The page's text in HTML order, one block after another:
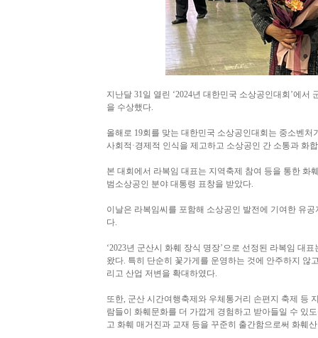
지난달 31일 열린 ‘2024년 대한민국 소상공인대회’에
을 수상했다.
올해로 19회를 맞는 대한민국 소상공인대회는 중소벤
사회적·경제적 인식을 제고하고 소상공인 간 소통과 화
본 대회에서 라복임 대표는 지역축제 참여 등을 통한 화
범소상공인 분야 대통령 표창을 받았다.
이날은 라복임씨를 포함해 소상공인 발전에 기여한 유
다.
‘2023년 군산시 화훼 장식 명장’으로 선정된 라복임 대
왔다. 특히 단순히 꽃가게를 운영하는 것에 안주하지 않
리고 산업 저변을 확대하였다.
또한, 군산 시간여행축제와 우체통거리 손편지 축제 등
람들이 화훼문화를 더 가깝게 경험하고 받아들일 수 있
고 화훼 매거진과 교재 등을 꾸준히 출간함으로써 화훼